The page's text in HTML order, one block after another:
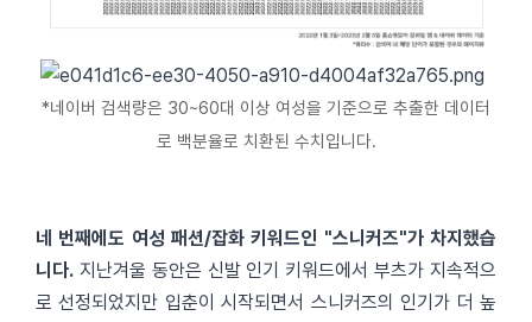
*네이버 검색량은 30~60대 이상 여성을 기준으로 추출한 데이터
로 백분율로 치환된 수치입니다.
네 번째에도 여성 패션/잡화 키워드인 "스니커즈"가 차지했습
니다. 지난겨울 동안은 신발 인기 키워드에서 부츠가 지속적으
로 선정되었지만 입춘이 시작되면서 스니커즈의 인기가 더 높